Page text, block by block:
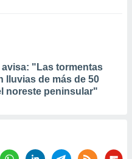
"Las tormentas
lluvias de más de 50
noreste peninsular"